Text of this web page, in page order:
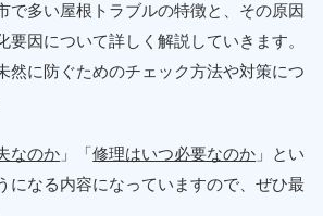
で多い屋根トラブルの特徴と、その原因
要因について詳しく解説していきます。
然に防ぐためのチェック方法や対策につ
なのか 」「修理はいつ必要なのか 」とい
になる内容になっていますので、ぜひ最